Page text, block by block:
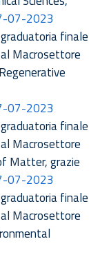
07-2023
finale
Macrosettore
07-2023
finale
Macrosettore
Matter, grazie
07-2023
finale
Macrosettore